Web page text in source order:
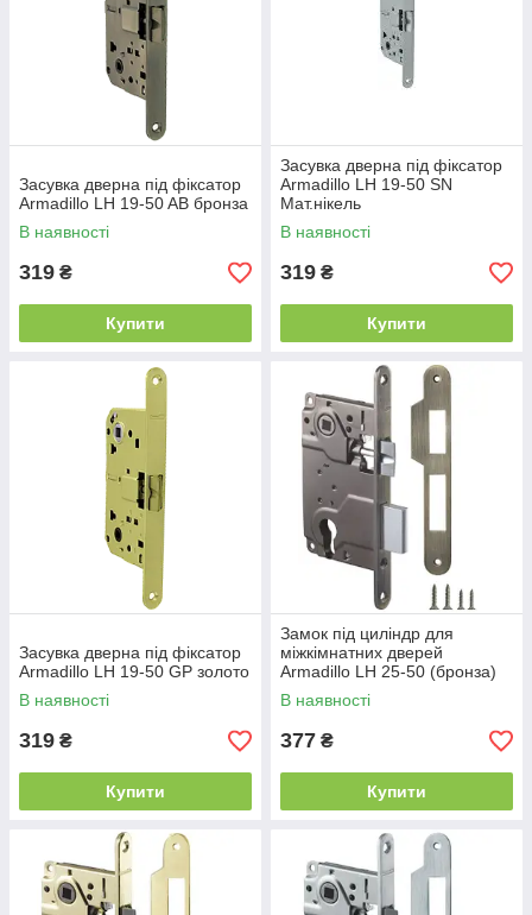
Засувка дверна під фіксатор
Armadillo LH 19-50 AB бронза
В наявності
319 ₴
Купити
Засувка дверна під фіксатор
Armadillo LH 19-50 SN
Мат.нікель
В наявності
319 ₴
Купити
Засувка дверна під фіксатор
Armadillo LH 19-50 GP золото
В наявності
319 ₴
Купити
Замок під циліндр для
міжкімнатних дверей
Armadillo LH 25-50 (бронза)
В наявності
377 ₴
Купити